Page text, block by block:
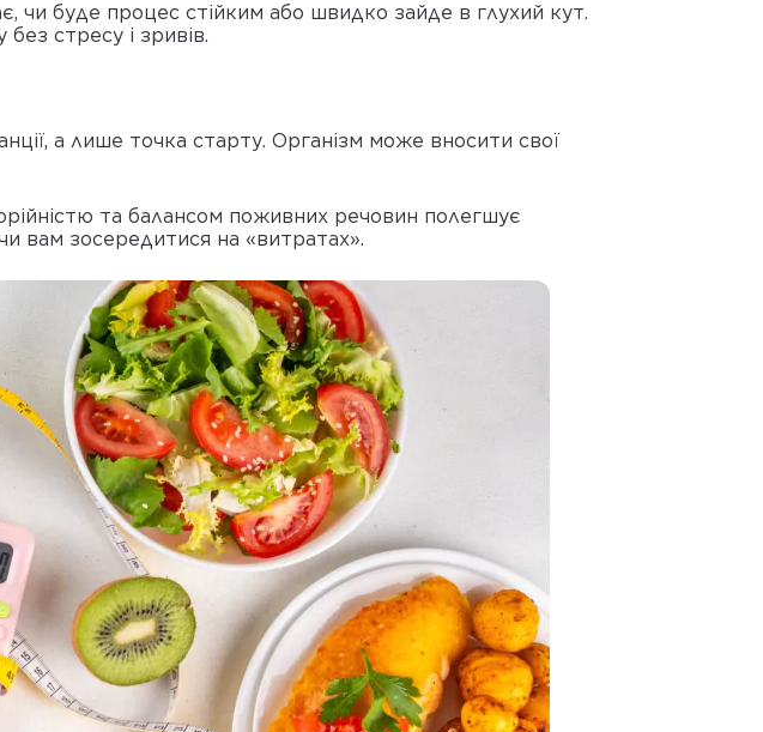
чи буде процес стійким або швидко зайде в глухий кут.
стресу і зривів.
а лише точка старту. Організм може вносити свої
та балансом поживних речовин полегшує
вам зосередитися на «витратах».